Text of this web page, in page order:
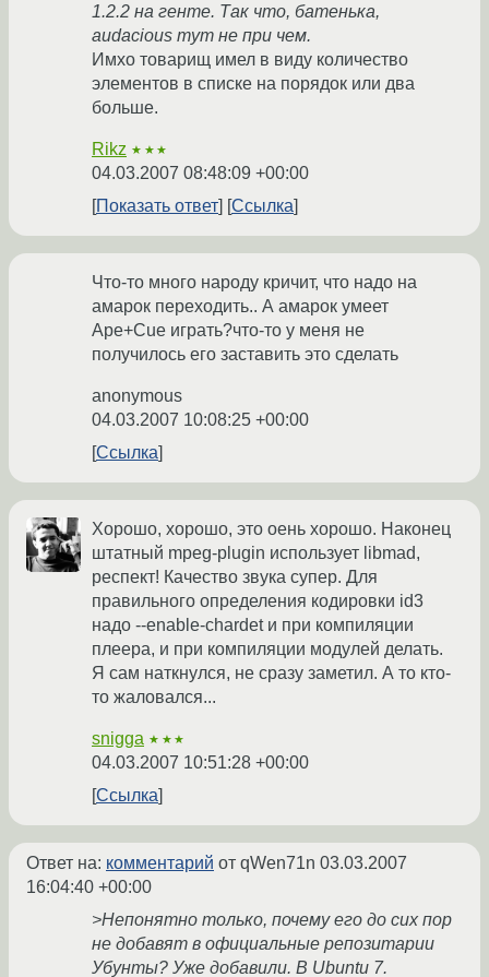
1.2.2 на генте. Так что, батенька,
audacious тут не при чем.
Имхо товарищ имел в виду количество
элементов в списке на порядок или два
больше.
Rikz ★★★
04.03.2007 08:48:09 +00:00
Показать ответ
Ссылка
Что-то много народу кричит, что надо на
амарок переходить.. А амарок умеет
Ape+Cue играть?что-то у меня не
получилось его заставить это сделать
anonymous
04.03.2007 10:08:25 +00:00
Ссылка
Хорошо, хорошо, это оень хорошо. Наконец
штатный mpeg-plugin использует libmad,
респект! Качество звука супер. Для
правильного определения кодировки id3
надо --enable-chardet и при компиляции
плеера, и при компиляции модулей делать.
Я сам наткнулся, не сразу заметил. А то кто-
то жаловался...
snigga ★★★
04.03.2007 10:51:28 +00:00
Ссылка
Ответ на: комментарий от qWen71n 03.03.2007
16:04:40 +00:00
>Непонятно только, почему его до сих пор
не добавят в официальные репозитарии
Убунты? Уже добавили. В Ubuntu 7.